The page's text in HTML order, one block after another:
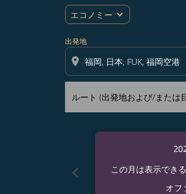
エコノミー expand_more
出発地
location_on
ルート (出発地および/または
chevron_left
この月は表示でき
オフ